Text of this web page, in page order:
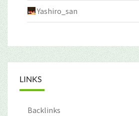
Yashiro_san
LINKS
Backlinks